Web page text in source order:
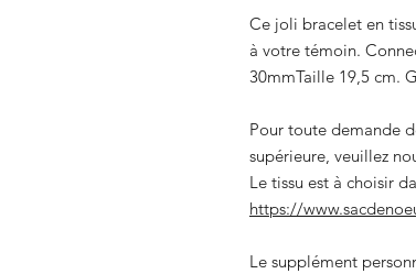
Ce joli bracelet en
à votre témoin.
30mmTaille 19,5 cm.
Pour toute demande
supérieure, veuillez
Le tissu est à choisir
https://
Le supplément